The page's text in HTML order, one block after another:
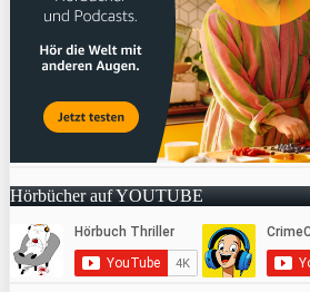
Hörbücher auf YOUTUBE